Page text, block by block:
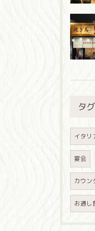
タグ
イタリ
宴会
カウン
お通し